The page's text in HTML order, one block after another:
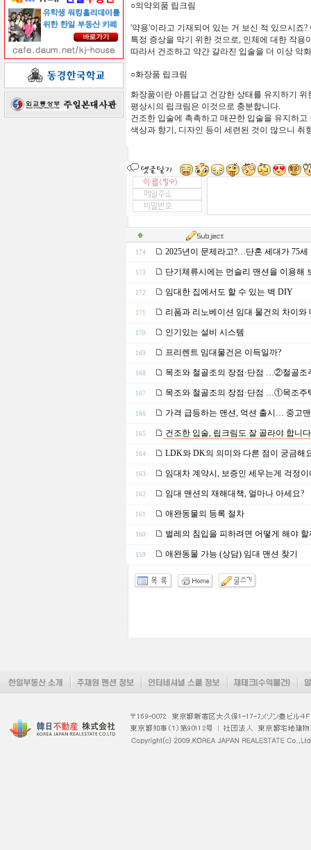
○의약외품 립크림
'약용'이라고 기재되어 있는 거 보신 적 있으시죠
특정 증상을 막기 위한 것으로, 인체에 대한 작용
따라서 건조하고 약간 갈라진 입술을 더 이상 악
○화장품 립크림
화장품이란 아름답고 건강한 상태를 유지하기
평상시의 립크림은 이것으로 충분합니다.
건조한 입술에 촉촉하고 매끈한 입술을 유지하
색상과 향기, 디자인 등이 세련된 것이 많으니 취
174 2025년이 문제라고?…단혼 세대가 75세
173 단기체류시에는 먼슬리 맨션을 이용해
172 임대한 집에서도 할 수 있는 벽 DIY
171 리폼과 리노베이션 임대 물건의 차이와
170 인기있는 설비 시스템
169 프리렌트 임대물건은 이득일까?
168 목조와 철골조의 장점·단점 …②철골조
167 목조와 철골조의 장점·단점 …①목조주
166 가격 급등하는 맨션, 억션 출시… 중고
165 건조한 입술, 립크림도 잘 골라야 합니
164 LDK와 DK의 의미와 다른 점이 궁금해
163 임대차 계약시, 보증인 세우는게 걱정이
162 임대 맨션의 재해대책, 얼마나 아세요?
161 애완동물의 등록 절차
160 벌레의 침입을 피하려면 어떻게 해야 할
159 애완동물 가능 (상담) 임대 맨션 찾기